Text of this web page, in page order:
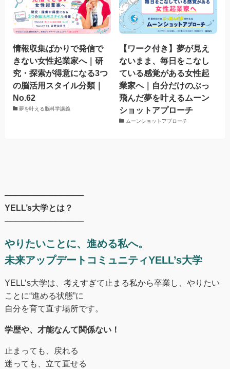
情報収集ばかりで発信で
きない女性起業家へ｜研
究・探索が得意になる3つ
の脳活用スタイル分類｜
No.62
夢を叶える脳科学講義
【ワーク付き】夢が見え
ないまま、毎日をこなし
ている感覚がある女性起
業家へ｜自分だけのぶっ
飛んだ夢を叶えるムーン
ショットアプローチ
ムーンショットアプローチ
──────────────
YELL’s大学とは？
──────────────
やりたいことに、進める私へ。
未来アップデートコミュニティYELL’s大学
YELL’s大学は、考えすぎて止まる私から卒業し、やりたい
ことに“進める状態”に
自分を育て直す場所です。
学歴や、才能なんて関係ない！
止まっても、戻れる
迷っても、立て直せる